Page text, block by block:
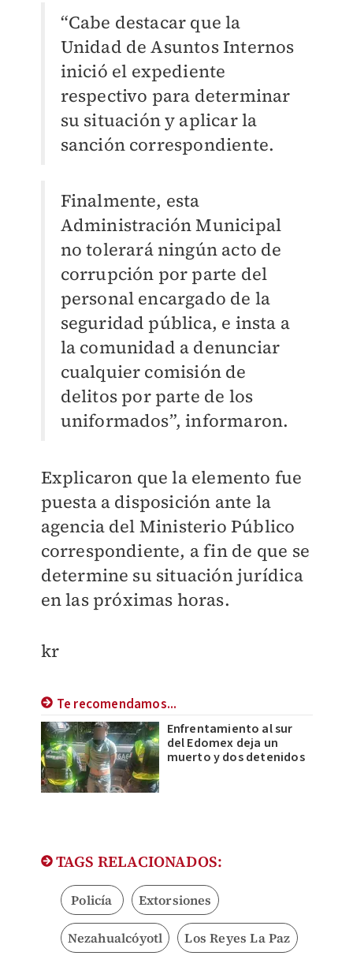
“Cabe destacar que la
Unidad de Asuntos Internos
inició el expediente
respectivo para determinar
su situación y aplicar la
sanción correspondiente.
Finalmente, esta
Administración Municipal
no tolerará ningún acto de
corrupción por parte del
personal encargado de la
seguridad pública, e insta a
la comunidad a denunciar
cualquier comisión de
delitos por parte de los
uniformados”, informaron.
Explicaron que la elemento fue
puesta a disposición ante la
agencia del Ministerio Público
correspondiente, a fin de que se
determine su situación jurídica
en las próximas horas.
kr
Te recomendamos...
Enfrentamiento al sur
del Edomex deja un
muerto y dos detenidos
TAGS RELACIONADOS:
Policía Extorsiones
Nezahualcóyotl Los Reyes La Paz